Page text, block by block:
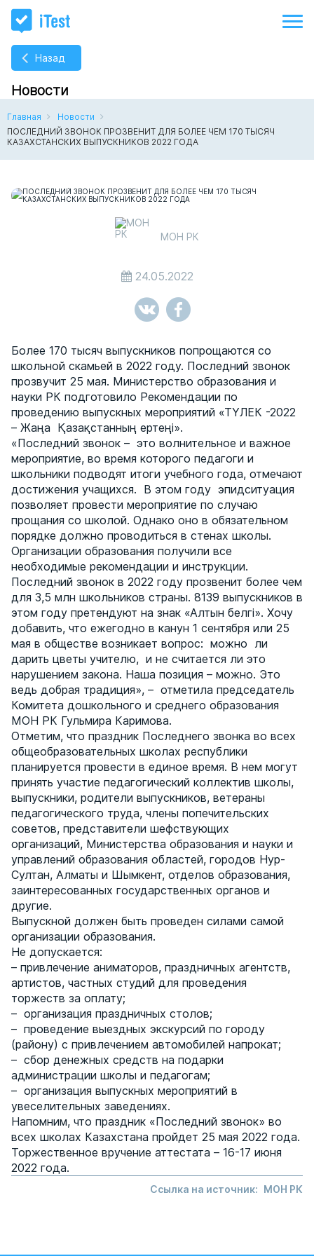
Назад
Новости
Главная
Новости
ПОСЛЕДНИЙ ЗВОНОК ПРОЗВЕНИТ ДЛЯ БОЛЕЕ ЧЕМ 170 ТЫСЯЧ
КАЗАХСТАНСКИХ ВЫПУСКНИКОВ 2022 ГОДА
МОН РК
24.05.2022
Более 170 тысяч выпускников попрощаются со
школьной скамьей в 2022 году. Последний звонок
прозвучит 25 мая. Министерство образования и
науки РК подготовило Рекомендации по
проведению выпускных мероприятий «ТҮЛЕК -2022
– Жаңа Қазақстанның ертеңі».
«Последний звонок – это волнительное и важное
мероприятие, во время которого педагоги и
школьники подводят итоги учебного года, отмечают
достижения учащихся. В этом году эпидситуация
позволяет провести мероприятие по случаю
прощания со школой. Однако оно в обязательном
порядке должно проводиться в стенах школы.
Организации образования получили все
необходимые рекомендации и инструкции.
Последний звонок в 2022 году прозвенит более чем
для 3,5 млн школьников страны. 8139 выпускников в
этом году претендуют на знак «Алтын белгі». Хочу
добавить, что ежегодно в канун 1 сентября или 25
мая в обществе возникает вопрос: можно ли
дарить цветы учителю, и не считается ли это
нарушением закона. Наша позиция – можно. Это
ведь добрая традиция», – отметила председатель
Комитета дошкольного и среднего образования
МОН РК Гульмира Каримова.
Отметим, что праздник Последнего звонка во всех
общеобразовательных школах республики
планируется провести в единое время. В нем могут
принять участие педагогический коллектив школы,
выпускники, родители выпускников, ветераны
педагогического труда, члены попечительских
советов, представители шефствующих
организаций, Министерства образования и науки и
управлений образования областей, городов Нур-
Султан, Алматы и Шымкент, отделов образования,
заинтересованных государственных органов и
другие.
Выпускной должен быть проведен силами самой
организации образования.
Не допускается:
– привлечение аниматоров, праздничных агентств,
артистов, частных студий для проведения
торжеств за оплату;
– организация праздничных столов;
– проведение выездных экскурсий по городу
(району) с привлечением автомобилей напрокат;
– сбор денежных средств на подарки
администрации школы и педагогам;
– организация выпускных мероприятий в
увеселительных заведениях.
Напомним, что праздник «Последний звонок» во
всех школах Казахстана пройдет 25 мая 2022 года.
Торжественное вручение аттестата – 16-17 июня
2022 года.
Ссылка на источник: МОН РК